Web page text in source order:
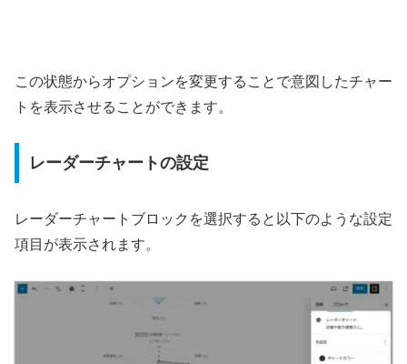
この状態からオプションを変更することで意図したチャー
トを表示させることができます。
レーダーチャートの設定
レーダーチャートブロックを選択すると以下のような設定
項目が表示されます。